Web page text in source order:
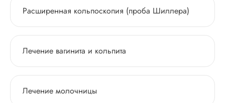
Расширенная кольпоскопия (проба Шиллера)
Лечение вагинита и кольпита
Лечение молочницы